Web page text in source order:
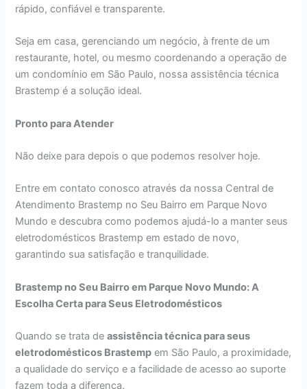
rápido, confiável e transparente.
Seja em casa, gerenciando um negócio, à frente de um
restaurante, hotel, ou mesmo coordenando a operação de
um condomínio em São Paulo, nossa assistência técnica
Brastemp é a solução ideal.
Pronto para Atender
Não deixe para depois o que podemos resolver hoje.
Entre em contato conosco através da nossa Central de
Atendimento Brastemp no Seu Bairro em Parque Novo
Mundo e descubra como podemos ajudá-lo a manter seus
eletrodomésticos Brastemp em estado de novo,
garantindo sua satisfação e tranquilidade.
Brastemp no Seu Bairro em Parque Novo Mundo: A
Escolha Certa para Seus Eletrodomésticos
Quando se trata deassistência técnica para seus
eletrodomésticos Brastemp em São Paulo, a proximidade,
a qualidade do serviço e a facilidade de acesso ao suporte
fazem toda a diferença.